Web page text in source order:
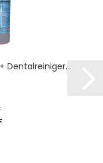
Dentalreiniger...